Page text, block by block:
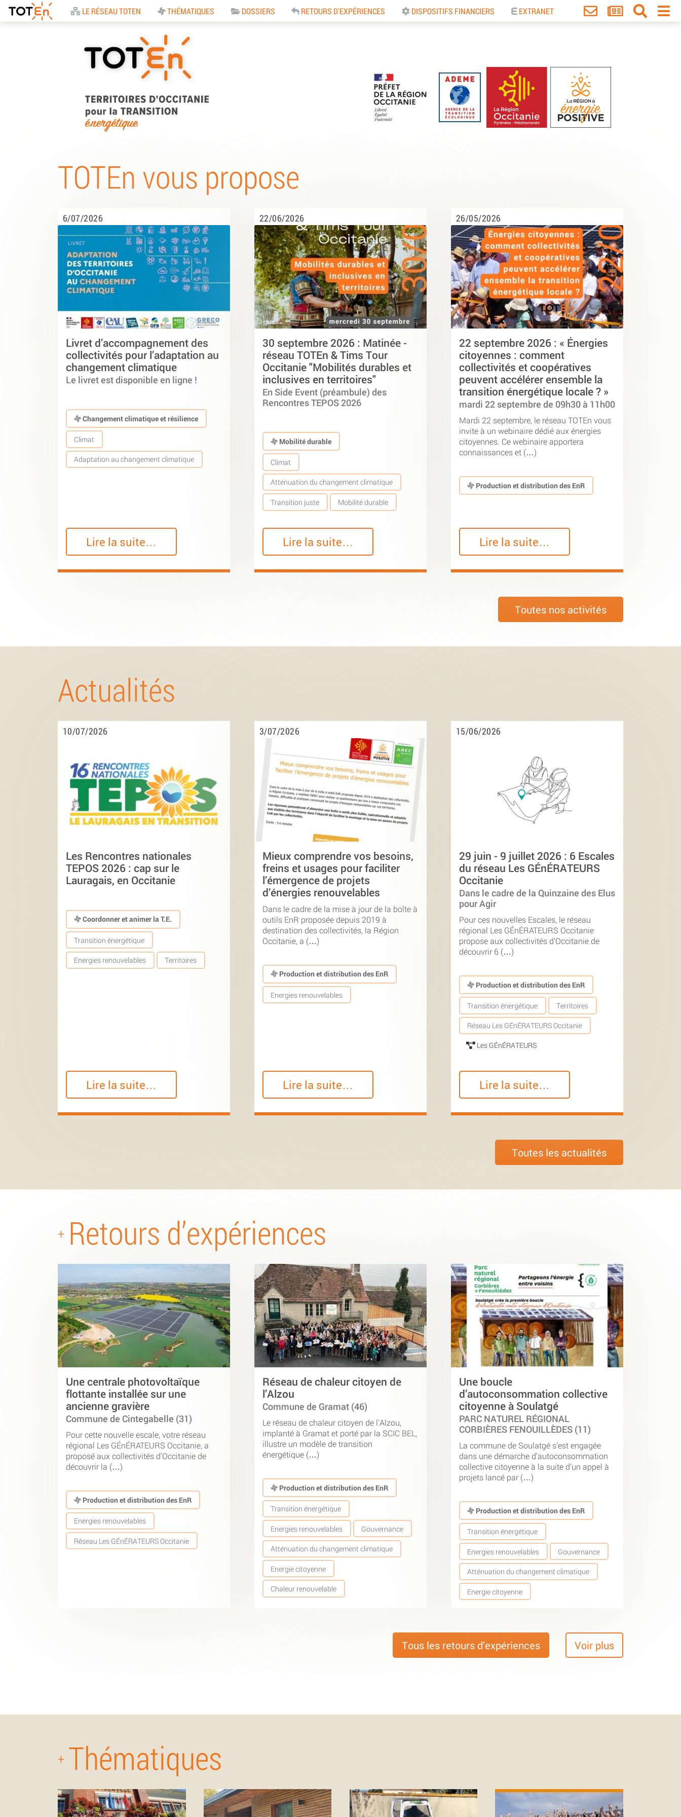
Accueil
LE RÉSEAU TOTEN THÉMATIQUES DOSSIERS RETOURS D'EXPÉRIENCES DISPOSITIFS FINANCIERS EXTRANET
Territoires d’Occitanie
pour la Transition
Energétique
TOTEn vous propose
6/07/2026
Livret d’accompagnement des
collectivités pour l’adaptation au
changement climatique
Le livret est disponible en ligne !
Changement climatique et résilience
Climat
Adaptation au changement climatique
Lire la suite…
22/06/2026
30 septembre 2026 : Matinée -
réseau TOTEn & Tims Tour
Occitanie "Mobilités durables et
inclusives en territoires"
En Side Event (préambule) des
Rencontres TEPOS 2026
Mobilité durable
Climat
Atténuation du changement climatique
Transition juste Mobilité durable
Lire la suite…
26/05/2026
22 septembre 2026 : « Énergies
citoyennes : comment
collectivités et coopératives
peuvent accélérer ensemble la
transition énergétique locale ? »
mardi 22 septembre de 09h30 à 11h00
Mardi 22 septembre, le réseau TOTEn vous
invite à un webinaire dédié aux énergies
citoyennes. Ce webinaire apportera
connaissances et (…)
Production et distribution des EnR
Lire la suite…
Toutes nos activités
Actualités
10/07/2026
Les Rencontres nationales
TEPOS 2026 : cap sur le
Lauragais, en Occitanie
Coordonner et animer la T.E.
Transition énergétique
Energies renouvelables Territoires
Lire la suite…
3/07/2026
Mieux comprendre vos besoins,
freins et usages pour faciliter
l’émergence de projets
d’énergies renouvelables
Dans le cadre de la mise à jour de la boîte à
outils EnR proposée depuis 2019 à
destination des collectivités, la Région
Occitanie, a (…)
Production et distribution des EnR
Energies renouvelables
Lire la suite…
15/06/2026
29 juin - 9 juillet 2026 : 6 Escales
du réseau Les GÉnÉRATEURS
Occitanie
Dans le cadre de la Quinzaine des Elus
pour Agir
Pour ces nouvelles Escales, le réseau
régional Les GÉnÉRATEURS Occitanie
propose aux collectivités d’Occitanie de
découvrir 6 (…)
Production et distribution des EnR
Transition énergétique Territoires
Réseau Les GÉnÉRATEURS Occitanie
Les GÉnÉRATEURS
Lire la suite…
Toutes les actualités
+ Retours d’expériences
Une centrale photovoltaïque
flottante installée sur une
ancienne gravière
Commune de Cintegabelle (31)
Pour cette nouvelle escale, votre réseau
régional Les GÉnÉRATEURS Occitanie, a
proposé aux collectivités d’Occitanie de
découvrir la (…)
Production et distribution des EnR
Energies renouvelables
Réseau Les GÉnÉRATEURS Occitanie
Réseau de chaleur citoyen de
l’Alzou
Commune de Gramat (46)
Le réseau de chaleur citoyen de l’Alzou,
implanté à Gramat et porté par la SCIC BEL,
illustre un modèle de transition
énergétique (…)
Production et distribution des EnR
Transition énergétique
Energies renouvelables Gouvernance
Atténuation du changement climatique
Energie citoyenne
Chaleur renouvelable
Une boucle
d’autoconsommation collective
citoyenne à Soulatgé
PARC NATUREL RÉGIONAL
CORBIÈRES FENOUILLÈDES (11)
La commune de Soulatgé s’est engagée
dans une démarche d’autoconsommation
collective citoyenne à la suite d’un appel à
projets lancé par (…)
Production et distribution des EnR
Transition énergétique
Energies renouvelables Gouvernance
Atténuation du changement climatique
Energie citoyenne
Tous les retours d’expériences Voir plus
+ Thématiques